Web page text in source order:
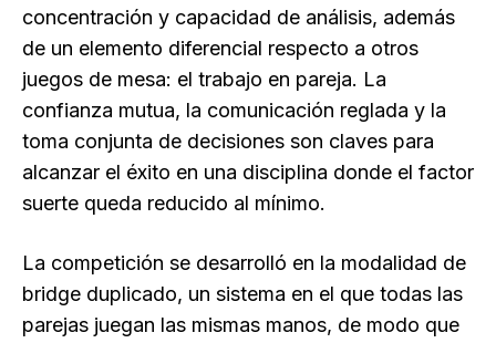
concentración y capacidad de análisis, además
de un elemento diferencial respecto a otros
juegos de mesa: el trabajo en pareja. La
confianza mutua, la comunicación reglada y la
toma conjunta de decisiones son claves para
alcanzar el éxito en una disciplina donde el factor
suerte queda reducido al mínimo.
La competición se desarrolló en la modalidad de
bridge duplicado, un sistema en el que todas las
parejas juegan las mismas manos, de modo que